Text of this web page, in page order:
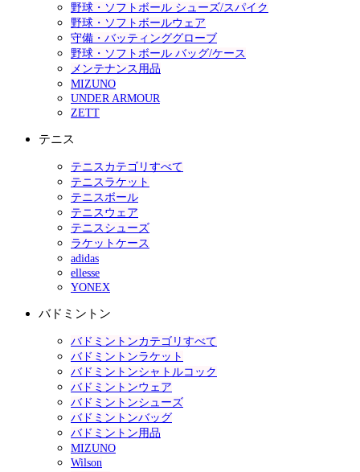
野球・ソフトボール シューズ/スパイク
野球・ソフトボールウェア
守備・バッティンググローブ
野球・ソフトボール バッグ/ケース
メンテナンス用品
MIZUNO
UNDER ARMOUR
ZETT
テニス
テニスカテゴリすべて
テニスラケット
テニスボール
テニスウェア
テニスシューズ
ラケットケース
adidas
ellesse
YONEX
バドミントン
バドミントンカテゴリすべて
バドミントンラケット
バドミントンシャトルコック
バドミントンウェア
バドミントンシューズ
バドミントンバッグ
バドミントン用品
MIZUNO
Wilson